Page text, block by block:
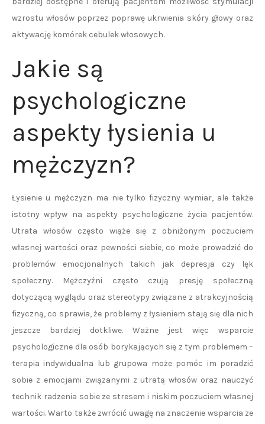
wzrostu włosów poprzez poprawę ukrwienia skóry głowy oraz
aktywację komórek cebulek włosowych.
Jakie są
psychologiczne
aspekty łysienia u
mężczyzn?
Łysienie u mężczyzn ma nie tylko fizyczny wymiar, ale także
istotny wpływ na aspekty psychologiczne życia pacjentów.
Utrata włosów często wiąże się z obniżonym poczuciem
własnej wartości oraz pewności siebie, co może prowadzić do
problemów emocjonalnych takich jak depresja czy lęk
społeczny. Mężczyźni często czują presję społeczną
dotyczącą wyglądu oraz stereotypy związane z atrakcyjnością
fizyczną, co sprawia, że problemy z łysieniem stają się dla nich
jeszcze bardziej dotkliwe. Ważne jest więc wsparcie
psychologiczne dla osób borykających się z tym problemem –
terapia indywidualna lub grupowa może pomóc im poradzić
sobie z emocjami związanymi z utratą włosów oraz nauczyć
technik radzenia sobie ze stresem i niskim poczuciem własnej
wartości. Warto także zwrócić uwagę na znaczenie wsparcia ze